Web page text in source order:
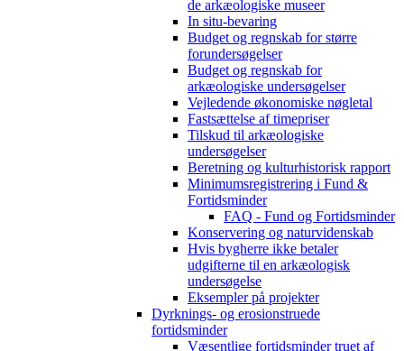
de arkæologiske museer
In situ-bevaring
Budget og regnskab for større
forundersøgelser
Budget og regnskab for
arkæologiske undersøgelser
Vejledende økonomiske nøgletal
Fastsættelse af timepriser
Tilskud til arkæologiske
undersøgelser
Beretning og kulturhistorisk rapport
Minimumsregistrering i Fund &
Fortidsminder
FAQ - Fund og Fortidsminder
Konservering og naturvidenskab
Hvis bygherre ikke betaler
udgifterne til en arkæologisk
undersøgelse
Eksempler på projekter
Dyrknings- og erosionstruede
fortidsminder
Væsentlige fortidsminder truet af